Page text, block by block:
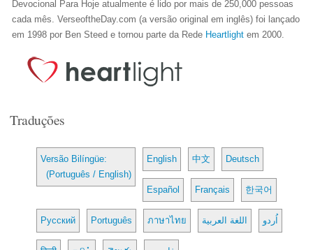
Devocional Para Hoje atualmente é lido por mais de 250,000 pessoas
cada mês. VerseoftheDay.com (a versão original em inglês) foi lançado
em 1998 por Ben Steed e tornou parte da Rede Heartlight em 2000.
Traduções
Versão Bilíngüe:
(Português / English)
English 中文 Deutsch
Español Français 한국어
Русский Português ภาษาไทย اللغة العربية اُردو